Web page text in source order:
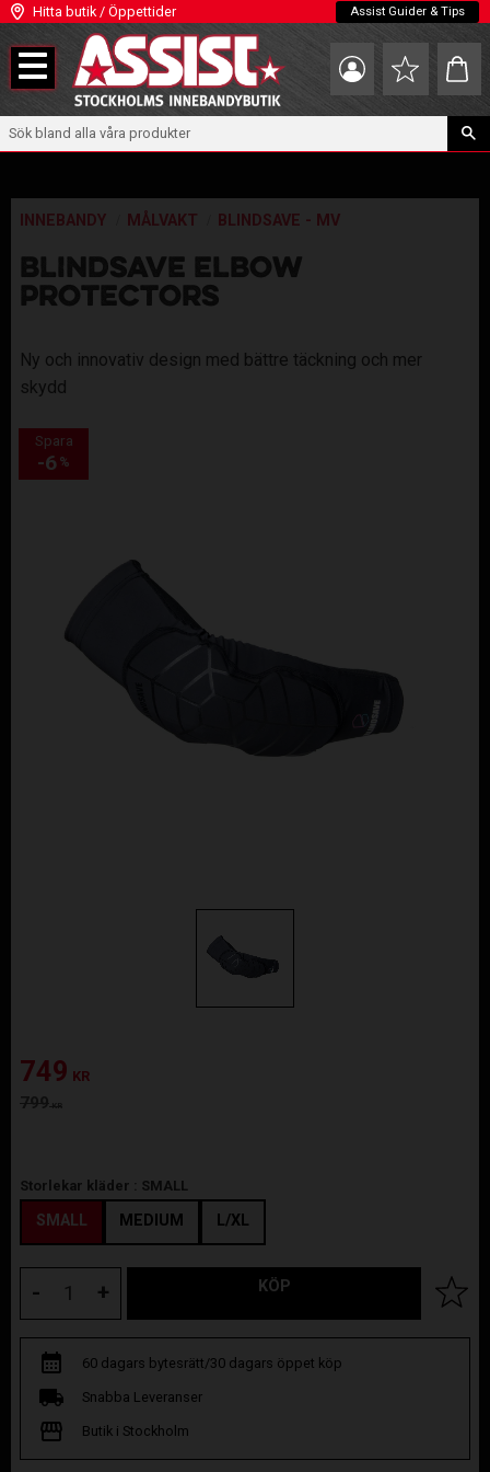
Meny
Hitta butik / Öppettider Assist Guider & Tips
Favoriter
INNEBANDY MÅLVAKT BLINDSAVE - MV
BLINDSAVE ELBOW
PROTECTORS
Ny och innovativ design med bättre täckning och mer
skydd
Spara
6 %
Nedsatt pris:
749 KR
Ordinarie pris:
799KR
Storlekar kläder : SMALL
SMALL MEDIUM L/XL
+
- KÖP Lägg
60 dagars bytesrätt/30 dagars öppet köp
Snabba Leveranser
Butik i Stockholm